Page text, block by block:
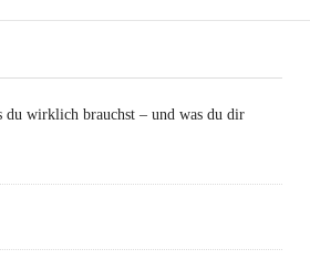
du wirklich brauchst – und was du dir